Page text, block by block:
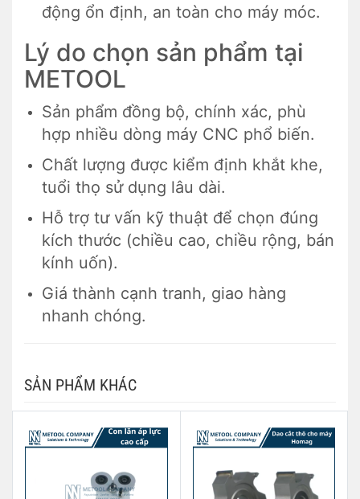
động ổn định, an toàn cho máy móc.
Lý do chọn sản phẩm tại
METOOL
Sản phẩm đồng bộ, chính xác, phù
hợp nhiều dòng máy CNC phổ biến.
Chất lượng được kiểm định khắt khe,
tuổi thọ sử dụng lâu dài.
Hỗ trợ tư vấn kỹ thuật để chọn đúng
kích thước (chiều cao, chiều rộng, bán
kính uốn).
Giá thành cạnh tranh, giao hàng
nhanh chóng.
SẢN PHẨM KHÁC